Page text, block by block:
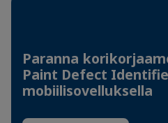
Paranna
Paint Defect
mobiilisovelluksella